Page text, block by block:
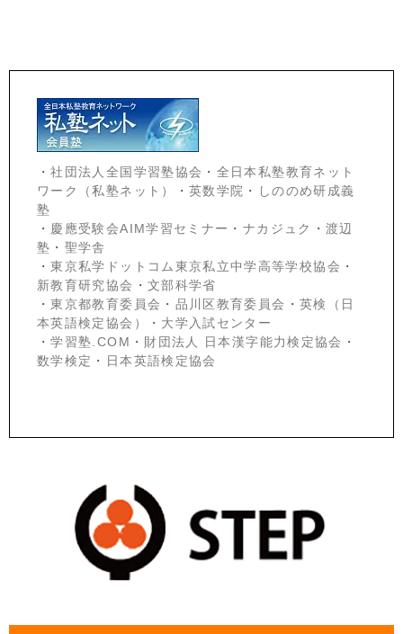
・社団法人全国学習塾協会 ・ 全日本私塾教育ネット
ワーク（私塾ネット）
・ 英数学院 ・
しののめ研成義
塾
・ 慶應受験会AIM学習セミナー ・ ナカジュク ・ 渡辺
塾 ・ 聖学舎
・東京私学ドットコム東京私立中学高等学校協会 ・
新教育研究協会 ・ 文部科学省
・東京都教育委員会 ・ 品川区教育委員会 ・ 英検（日
本英語検定協会）
・ 大学入試センター
・学習塾.COM ・ 財団法人 日本漢字能力検定協会 ・
数学検定 ・ 日本英語検定協会